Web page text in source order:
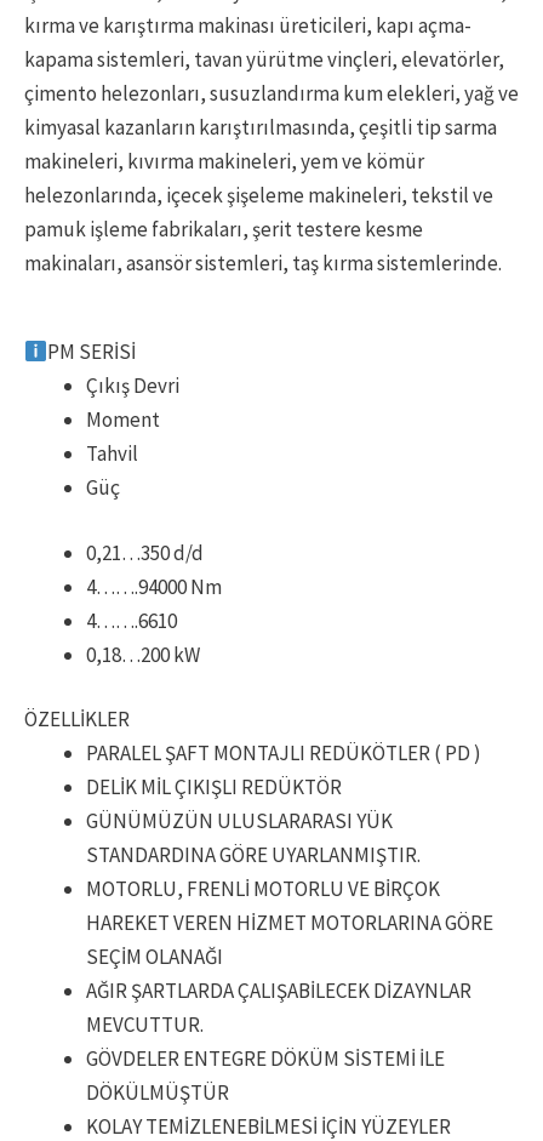
kırma ve karıştırma makinası üreticileri, kapı açma-
kapama sistemleri, tavan yürütme vinçleri, elevatörler,
çimento helezonları, susuzlandırma kum elekleri, yağ ve
kimyasal kazanların karıştırılmasında, çeşitli tip sarma
makineleri, kıvırma makineleri, yem ve kömür
helezonlarında, içecek şişeleme makineleri, tekstil ve
pamuk işleme fabrikaları, şerit testere kesme
makinaları, asansör sistemleri, taş kırma sistemlerinde.
PM SERİSİ
Çıkış Devri
Moment
Tahvil
Güç
0,21…350 d/d
4…….94000 Nm
4…….6610
0,18…200 kW
ÖZELLİKLER
PARALEL ŞAFT MONTAJLI REDÜKÖTLER ( PD )
DELİK MİL ÇIKIŞLI REDÜKTÖR
GÜNÜMÜZÜN ULUSLARARASI YÜK
STANDARDINA GÖRE UYARLANMIŞTIR.
MOTORLU, FRENLİ MOTORLU VE BİRÇOK
HAREKET VEREN HİZMET MOTORLARINA GÖRE
SEÇİM OLANAĞI
AĞIR ŞARTLARDA ÇALIŞABİLECEK DİZAYNLAR
MEVCUTTUR.
GÖVDELER ENTEGRE DÖKÜM SİSTEMİ İLE
DÖKÜLMÜŞTÜR
KOLAY TEMİZLENEBİLMESİ İÇİN YÜZEYLER